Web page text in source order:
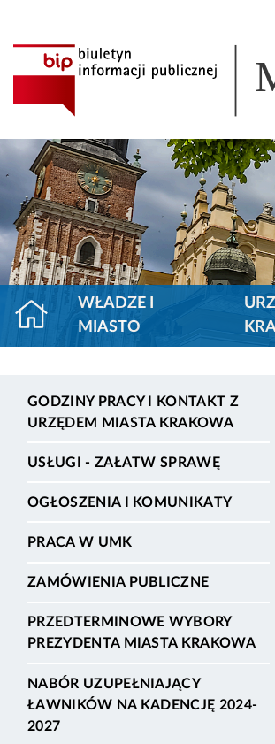
WŁADZE I
MIASTO
GODZINY PRACY I KONTAKT Z
URZĘDEM MIASTA KRAKOWA
USŁUGI - ZAŁATW SPRAWĘ
OGŁOSZENIA I KOMUNIKATY
PRACA W UMK
ZAMÓWIENIA PUBLICZNE
PRZEDTERMINOWE WYBORY
PREZYDENTA MIASTA KRAKOWA
NABÓR UZUPEŁNIAJĄCY
ŁAWNIKÓW NA KADENCJĘ 2024-
2027